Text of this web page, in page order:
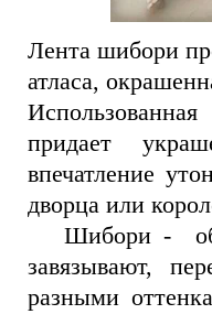
Лента шибори
атласа,
придает
впечатление
дворца или
Шибори -
завязывают,
разными